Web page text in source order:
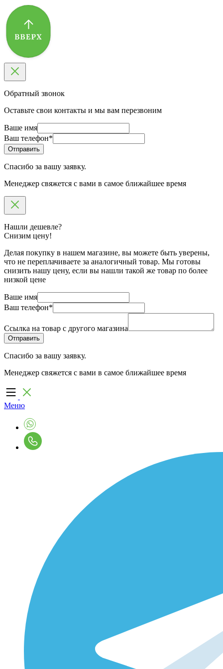
Обратный звонок
Оставьте свои контакты и мы вам перезвоним
Ваше имя
Ваш телефон*
Спасибо за вашу заявку.
Менеджер свяжется с вами в самое ближайшее время
Нашли дешевле?
Снизим цену!
Делая покупку в нашем магазине, вы можете быть уверены,
что не переплачиваете за аналогичный товар. Мы готовы
снизить нашу цену, если вы нашли такой же товар по более
низкой цене
Ваше имя
Ваш телефон*
Ссылка на товар с другого магазина
Спасибо за вашу заявку.
Менеджер свяжется с вами в самое ближайшее время
Меню